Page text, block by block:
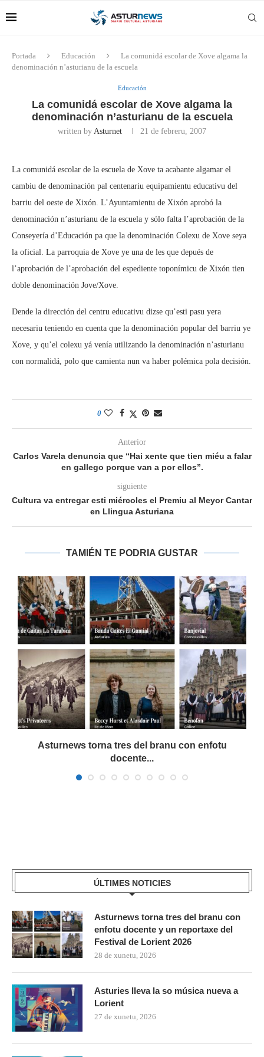
Portada Educación
La comunidá escolar de Xove algama la
denominación n’asturianu de la escuela
Educación
La comunidá escolar de Xove algama la
denominación n’asturianu de la escuela
written by Asturnet 21 de febreru, 2007
La comunidá escolar de la escuela de Xove ta acabante algamar el
cambiu de denominación pal centenariu equipamientu educativu del
barriu del oeste de Xixón. L’Ayuntamientu de Xixón aprobó la
denominación n’asturianu de la escuela y sólo falta l’aprobación de la
Conseyería d’Educación pa que la denominación Colexu de Xove seya
la oficial. La parroquia de Xove ye una de les que depués de
l’aprobación de l’aprobación del espediente toponímicu de Xixón tien
doble denominación Jove/Xove.
Dende la dirección del centru educativu dizse qu’esti pasu yera
necesariu teniendo en cuenta que la denominación popular del barriu ye
Xove, y qu’el colexu yá venía utilizando la denominación n’asturianu
con normalidá, polo que camienta nun va haber polémica pola decisión.
0
Anterior
Carlos Varela denuncia que “Hai xente que tien miéu a falar
en gallego porque van a por ellos”.
siguiente
Cultura va entregar esti miércoles el Premiu al Meyor Cantar
en Llingua Asturiana
TAMIÉN TE PODRIA GUSTAR
Asturnews torna tres del branu con enfotu
docente...
ÚLTIMES NOTICIES
Asturnews torna tres del branu con
enfotu docente y un reportaxe del
Festival de Lorient 2026
28 de xunetu, 2026
Asturies lleva la so música nueva a
Lorient
27 de xunetu, 2026